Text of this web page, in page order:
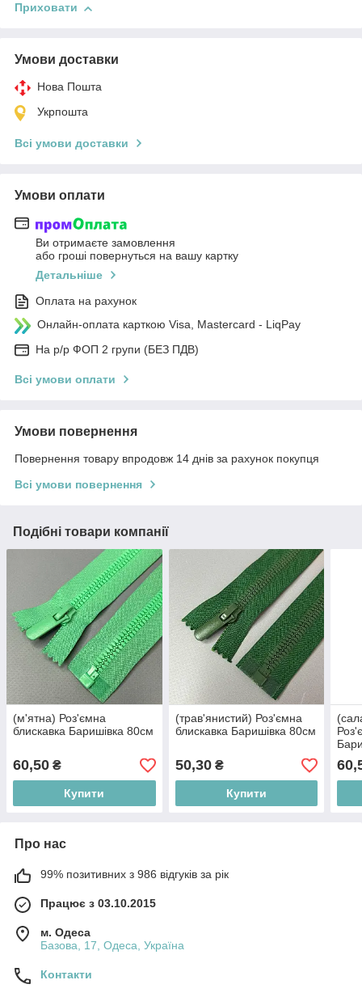
Приховати
Умови доставки
Нова Пошта
Укрпошта
Всі умови доставки
Умови оплати
Ви отримаєте замовлення
або гроші повернуться на вашу картку
Детальніше
Оплата на рахунок
Онлайн-оплата карткою Visa, Mastercard - LiqPay
На р/р ФОП 2 групи (БЕЗ ПДВ)
Всі умови оплати
Умови повернення
Повернення товару впродовж 14 днів за рахунок покупця
Всі умови повернення
Подібні товари компанії
(м'ятна) Роз'ємна
блискавка Баришівка 80см
60,50 ₴
Купити
(трав'янистий) Роз'ємна
блискавка Баришівка 80см
50,30₴
Купити
Про нас
99% позитивних з 986 відгуків за рік
Працює з 03.10.2015
м. Одеса
Базова, 17, Одеса, Україна
Контакти